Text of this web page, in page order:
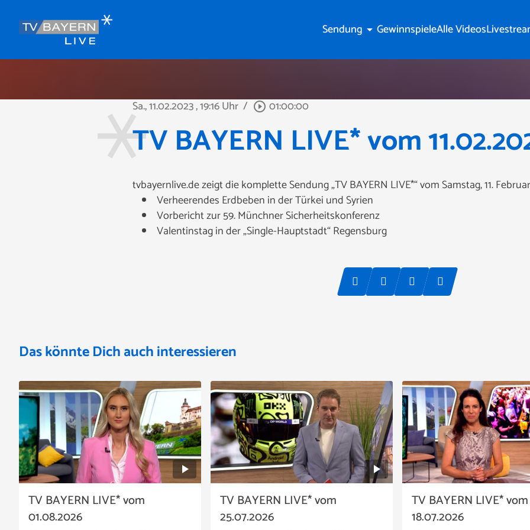
Sendung arrow_drop_down GewinnspieleAlle Videos
Sa., 11.02.2023, 19:16 Uhr / play_circle_outline 01:00:00
TV BAYERN LIVE* vom
tvbayernlive.de zeigt die komplette Sendung „TV BAYERN LIVE*“ vom Samstag, 11.
Verheerendes Erdbeben in der Türkei und Syrien
Vorbericht zur 59. Münchner Sicherheitskonferenz
Valentinstag in der „Single-Hauptstadt“ Regensburg
Das könnte Dich auch interessieren
TV BAYERN LIVE* vom
01.08.2026
TV BAYERN LIVE* vom
25.07.2026
TV BAYERN LIVE* vom
18.07.2026